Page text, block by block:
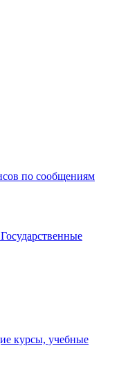
по сообщениям
Государственные
курсы, учебные